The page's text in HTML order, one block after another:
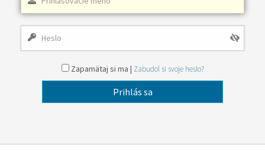
Zapamätaj si ma | Zabudol si svoje heslo?